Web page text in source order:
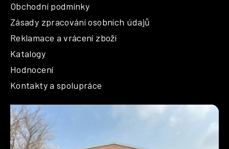
Obchodní podmínky
Zásady zpracování osobních údajů
Reklamace a vrácení zboží
Katalogy
Hodnocení
Kontakty a spolupráce